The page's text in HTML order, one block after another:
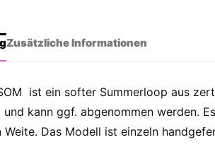
Zusätzliche Informationen
ist ein softer Summerloop aus
und kann ggf. abgenommen werden.
Weite. Das Modell ist einzeln